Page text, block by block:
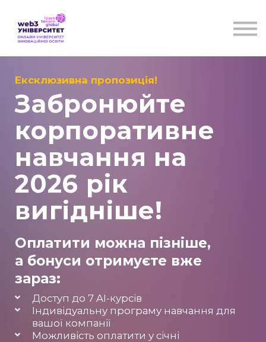
Блог
Ексклюзивна пропозиція!
Забронюйте
корпоративне
навчання на
2026 рік
вигідніше!
Оплатити можна пізніше,
а бонуси отримуєте вже
зараз:
Доступ до 7 AI-курсів
Індивідуальну програму навчання для
вашої компанії
Можливість оплатити у січні